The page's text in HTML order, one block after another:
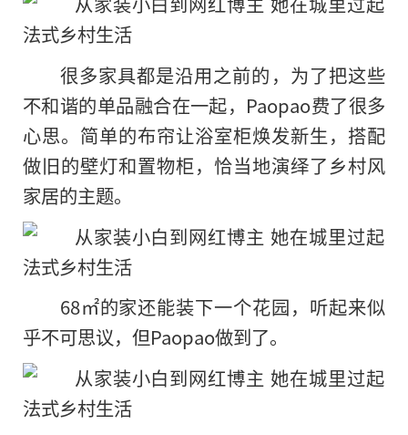
很多家具都是沿用之前的，为了把这些
不和谐的单品融合在一起，Paopao费了很多
心思。简单的布帘让浴室柜焕发新生，搭配
做旧的壁灯和置物柜，恰当地演绎了乡村风
家居的主题。
68㎡的家还能装下一个花园，听起来似
乎不可思议，但Paopao做到了。